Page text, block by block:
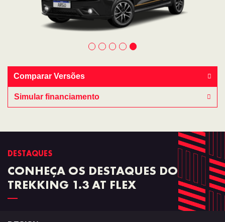
Comparar Versões
Simular financiamento
DESTAQUES
CONHEÇA OS DESTAQUES DO
TREKKING 1.3 AT FLEX